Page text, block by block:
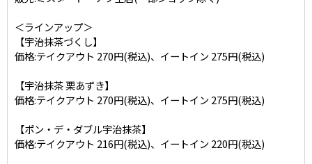
＜ラインアップ＞
【宇治抹茶づくし】
価格:テイクアウト 270円(税込)、イートイン 275円(税込)
【宇治抹茶 栗あずき】
価格:テイクアウト 270円(税込)、イートイン 275円(税込)
【ポン・デ・ダブル宇治抹茶】
価格:テイクアウト 216円(税込)、イートイン 220円(税込)